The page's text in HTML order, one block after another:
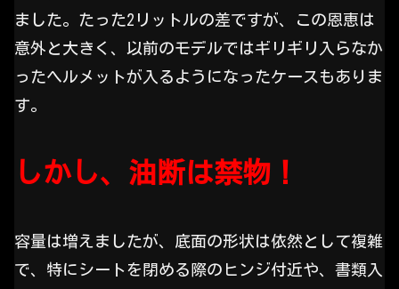
ました。たった2リットルの差ですが、この恩恵は
意外と大きく、以前のモデルではギリギリ入らなか
ったヘルメットが入るようになったケースもありま
す。
しかし、油断は禁物！
容量は増えましたが、底面の形状は依然として複雑
で、特にシートを閉める際のヒンジ付近や、書類入